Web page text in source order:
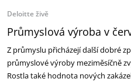
Deloitte živě
Průmyslová výroba v
Z průmyslu přicházejí další dobré
průmyslové výroby meziměsíčně
Rostla také hodnota nových